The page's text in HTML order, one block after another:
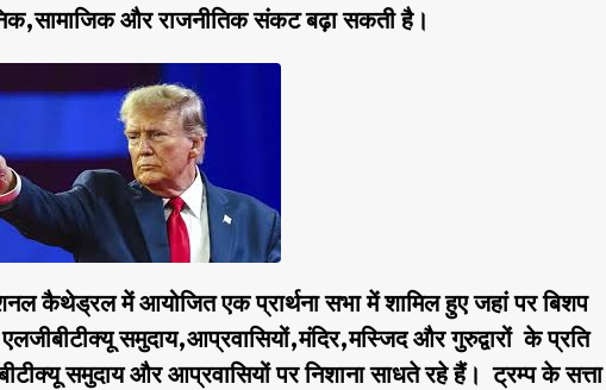
और राजनीतिक संकट बढ़ा सकती है।
कैथेड्रल में आयोजित एक प्रार्थना सभा में शामिल हुए जहां पर बिशप
समुदाय,आप्रवासियों,मंदिर,मस्जिद और गुरुद्वारों के प्रति
समुदाय और आप्रवासियों पर निशाना साधते रहे हैं। ट्रम्प के सत्ता